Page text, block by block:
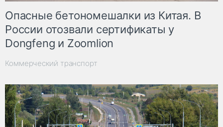
Опасные бетономешалки из Китая. В
России отозвали сертификаты у
Dongfeng и Zoomlion
Коммерческий транспорт